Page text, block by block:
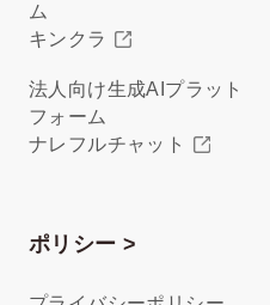
ム
キンクラ
法人向け生成AIプラット
フォーム
ナレフルチャット
ポリシー >